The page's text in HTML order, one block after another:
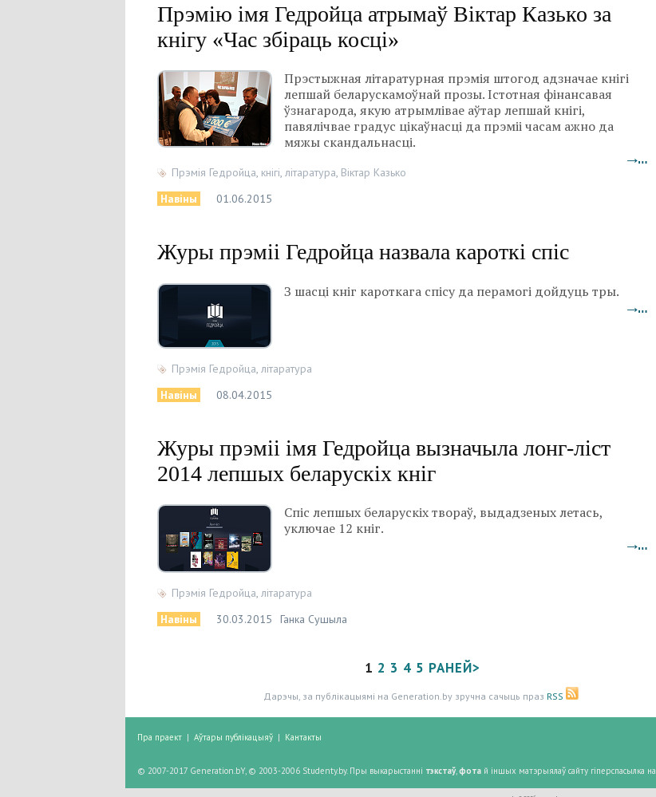
Прэмію імя Гедройца атрымаў Віктар Казько за
кнігу «Час збіраць косці»
Прэстыжная літаратурная прэмія штогод адзначае кнігі
лепшай беларускамоўнай прозы. Істотная фінансавая
ўзнагарода, якую атрымлівае аўтар лепшай кнігі,
павялічвае градус цікаўнасці да прэміі часам ажно да
мяжы скандальнасці.
→…
Прэмія Гедройца, кнігі, літаратура, Віктар Казько
Навіны
01.06.2015
Журы прэміі Гедройца назвала кароткі спіс
З шасці кніг кароткага спісу да перамогі дойдуць тры.
→…
Прэмія Гедройца літаратура
Навіны
08.04.2015
Журы прэміі імя Гедройца вызначыла лонг-ліст
2014 лепшых беларускіх кніг
Спіс лепшых беларускіх твораў, выдадзеных летась,
уключае 12 кніг.
→…
Прэмія Гедройца, літаратура
Навіны
30.03.2015 Ганка Сушыла
1 2 3 4 5 РАНЕЙ>
Дарэчы, за публікацыямі на Generation.by зручна сачыць праз RSS
Пра праект | Аўтары публікацыяў | Кантакты
© 2007-2017 Generation.bY, © 2003-2006 Studenty.by. Пры выкарыстанні тэкстаў,фота й іншых матэрыялаў сайту гіперспасылка на